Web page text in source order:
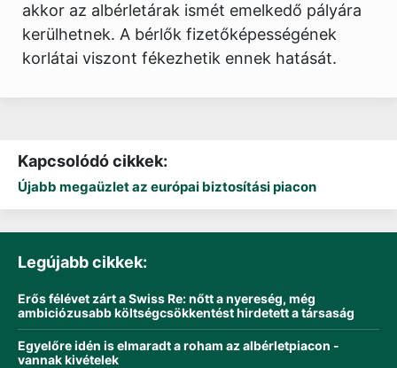
akkor az albérletárak ismét emelkedő pályára
kerülhetnek. A bérlők fizetőképességének
korlátai viszont fékezhetik ennek hatását.
Kapcsolódó cikkek:
Újabb megaüzlet az európai biztosítási piacon
Legújabb cikkek:
Erős félévet zárt a Swiss Re: nőtt a nyereség, még
ambiciózusabb költségcsökkentést hirdetett a társaság
Egyelőre idén is elmaradt a roham az albérletpiacon -
vannak kivételek